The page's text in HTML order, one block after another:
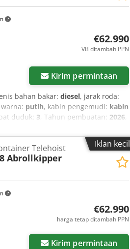
€62.990
VB ditambah PPN
Kirim permintaan
bahan bakar: diesel, jarak roda:
warna: putih, kabin pengemudi: kabin
duduk: 3, Tahun pembuatan: 2026,
udara, kemudi berkuasa,
pendaftaran truk, pendingin
Iklan kecil
Telehoist
Abrollkipper
€62.990
harga tetap ditambah PPN
Kirim permintaan